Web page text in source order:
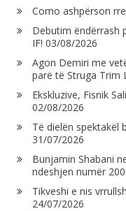
Como ashpërson
Debutim ëndërrash
IF! 03/08/2026
Agon Demiri me
parë të Struga Trim
Ekskluzive, Fisnik
02/08/2026
Të dielën spektakël
31/07/2026
Bunjamin Shabani
ndeshjen numër 200!
Tikveshi e nis
24/07/2026